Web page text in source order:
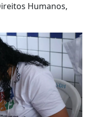
Humanos,